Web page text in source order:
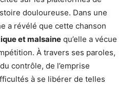
douloureuse. Dans une
a révélé que cette chanson
et malsaine qu’elle a vécue
À travers ses paroles,
contrôle, de l’emprise
à se libérer de telles